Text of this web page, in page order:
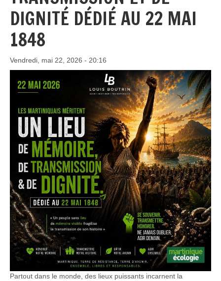
DIGNITÉ DÉDIÉ AU 22 MAI
1848
Vendredi, mai 22, 2026 - 20:16
Partout dans le monde, des lieux puissants incarnent la